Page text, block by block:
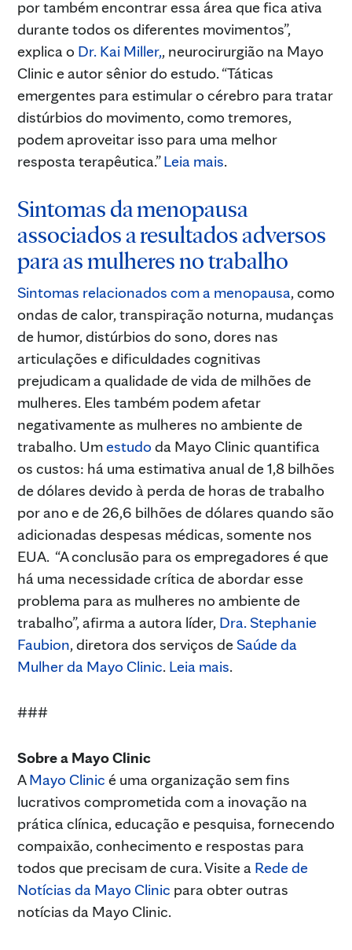
por também encontrar essa área que fica ativa
durante todos os diferentes movimentos”,
explica o Dr. Kai Miller,, neurocirurgião na Mayo
Clinic e autor sênior do estudo. “Táticas
emergentes para estimular o cérebro para tratar
distúrbios do movimento, como tremores,
podem aproveitar isso para uma melhor
resposta terapêutica.”Leia mais.
Sintomas da menopausa
associados a resultados adversos
para as mulheres no trabalho
Sintomas relacionados com a menopausa, como
ondas de calor, transpiração noturna, mudanças
de humor, distúrbios do sono, dores nas
articulações e dificuldades cognitivas
prejudicam a qualidade de vida de milhões de
mulheres. Eles também podem afetar
negativamente as mulheres no ambiente de
trabalho. Umestudo da Mayo Clinic quantifica
os custos: há uma estimativa anual de 1,8 bilhões
de dólares devido à perda de horas de trabalho
por ano e de 26,6 bilhões de dólares quando são
adicionadas despesas médicas, somente nos
EUA. “A conclusão para os empregadores é que
há uma necessidade crítica de abordar esse
problema para as mulheres no ambiente de
trabalho”, afirma a autora líder, Dra. Stephanie
Faubion, diretora dos serviços de Saúde da
Mulher da Mayo Clinic. Leia mais.
###
Sobre a Mayo Clinic
AMayo Clinic é uma organização sem fins
lucrativos comprometida com a inovação na
prática clínica, educação e pesquisa, fornecendo
compaixão, conhecimento e respostas para
todos que precisam de cura. Visite a Rede de
Notícias da Mayo Clinic para obter outras
notícias da Mayo Clinic.